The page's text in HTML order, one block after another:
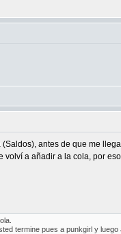
antes de que me
a añadir a la cola, por
termine pues a punkgirl y luego